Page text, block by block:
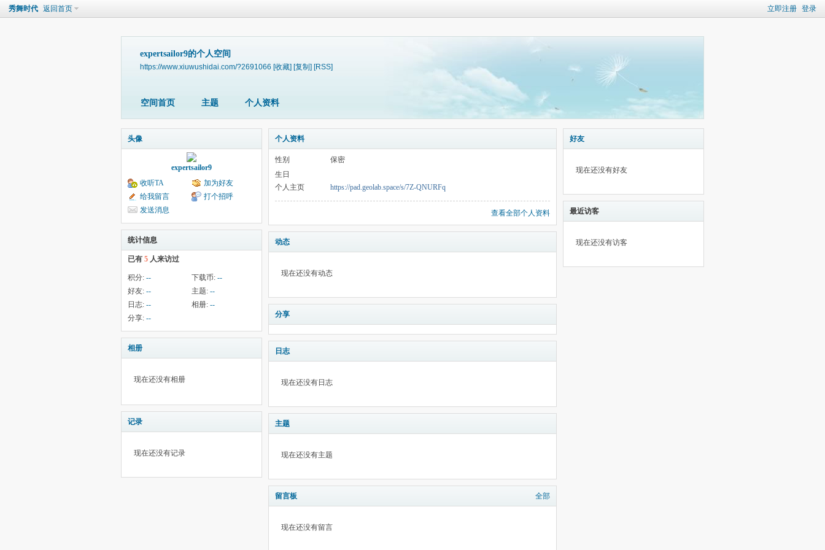
立即注册 登录
秀舞时代 返回首页
expertsailor9的个人空间
https://www.xiuwushidai.com/?2691066 [收藏] [复制] [RSS]
空间首页 主题 个人资料
头像
expertsailor9
收听TA
加为好友
给我留言
打个招呼
发送消息
统计信息
已有 5 人来访过
积分: -- 下载币: --
好友: -- 主题: --
日志: -- 相册: --
分享: --
相册
现在还没有相册
记录
现在还没有记录
个人资料
性别
保密
生日
个人主页
https://pad.geolab.space/s/7Z-QNURFq
查看全部个人资料
动态
现在还没有动态
分享
日志
现在还没有日志
主题
现在还没有主题
留言板 全部
现在还没有留言
好友
现在还没有好友
最近访客
现在还没有访客